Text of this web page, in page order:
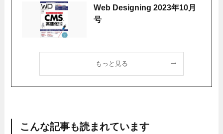
Web Designing 2023年10月
号
もっと見る
こんな記事も読まれています